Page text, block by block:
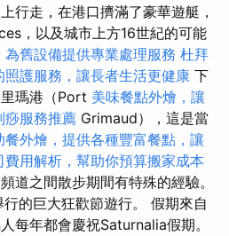
行走，在港口擠滿了豪華遊艇，
，以及城市上方16世紀的可能
舊設備提供專業處理服務 杜拜
照護服務，讓長者生活更健康 下
瑪港（Port 美味餐點外燴，讓
痧服務推薦 Grimaud），這是當
餐外燴，提供各種豐富餐點，讓
費用解析，幫助你預算搬家成本
道之間散步期間有特殊的經驗。
的巨大狂歡節遊行。 假期來自
每年都會慶祝Saturnalia假期。